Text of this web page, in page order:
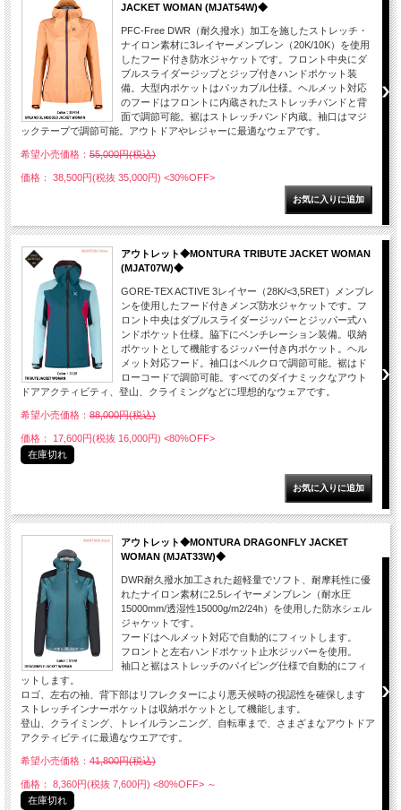
JACKET WOMAN (MJAT54W)◆
PFC-Free DWR（耐久撥水）加工を施したストレッチ・
ナイロン素材に3レイヤーメンブレン（20K/10K）を使用
したフード付き防水ジャケットです。フロント中央にダ
ブルスライダージップとジップ付きハンドポケット装
備。大型内ポケットはパッカブル仕様。ヘルメット対応
のフードはフロントに内蔵されたストレッチバンドと背
面で調節可能。裾はストレッチバンド内蔵。袖口はマジ
ックテープで調節可能。アウトドアやレジャーに最適なウェアです。
希望小売価格： 55,000円(税込)
価格： 38,500円(税抜 35,000円) <30%OFF>
アウトレット◆MONTURA TRIBUTE JACKET WOMAN
(MJAT07W)◆
GORE-TEX ACTIVE 3レイヤー（28K/<3,5RET）メンブレ
ンを使用したフード付きメンズ防水ジャケットです。フ
ロント中央はダブルスライダージッパーとジッパー式ハ
ンドポケット仕様。脇下にベンチレーション装備。収納
ポケットとして機能するジッパー付き内ポケット。ヘル
メット対応フード。袖口はベルクロで調節可能。裾はド
ローコードで調節可能。すべてのダイナミックなアウト
ドアアクティビティ、登山、クライミングなどに理想的なウェアです。
希望小売価格： 88,000円(税込)
価格： 17,600円(税抜 16,000円) <80%OFF>
在庫切れ
アウトレット◆MONTURA DRAGONFLY JACKET
WOMAN (MJAT33W)◆
DWR耐久撥水加工された超軽量でソフト、耐摩耗性に優
れたナイロン素材に2.5レイヤーメンブレン（耐水圧
15000mm/透湿性15000g/m2/24h）を使用した防水シェル
ジャケットです。
フードはヘルメット対応で自動的にフィットします。
フロントと左右ハンドポケット止水ジッパーを使用。
袖口と裾はストレッチのパイピング仕様で自動的にフィ
ットします。
ロゴ、左右の袖、背下部はリフレクターにより悪天候時の視認性を確保します
ストレッチインナーポケットは収納ポケットとして機能します。
登山、クライミング、トレイルランニング、自転車まで、さまざまなアウトドア
アクティビティに最適なウエアです。
希望小売価格： 41,800円(税込)
価格： 8,360円(税抜 7,600円) <80%OFF> ～
在庫切れ